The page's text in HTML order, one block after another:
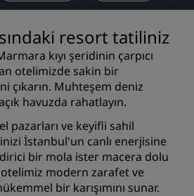
resort tatiliniz
kıyı şeridinin çarpıcı
otelimizde sakin bir
çıkarın. Muhteşem deniz
havuzda rahatlayın.
pazarları ve keyifli sahil
İstanbul'un canlı enerjisine
bir mola ister macera dolu
modern zarafet ve
bir karışımını sunar.